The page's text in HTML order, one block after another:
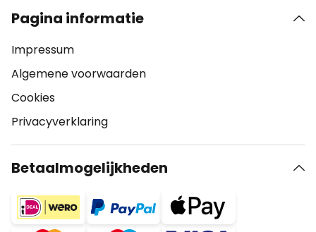
Pagina informatie
Impressum
Algemene voorwaarden
Cookies
Privacyverklaring
Betaalmogelijkheden